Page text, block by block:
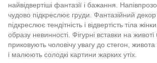
найвідвертіші фантазії і бажання.
чудово підкреслює груди. Фантазійний
підкреслює тендітність і відвертість тіла
образу невинності. Фігурні вставки на животі
приковують чоловічу увагу до стегон, живота
і малюють солодкі картини жарких утіх.